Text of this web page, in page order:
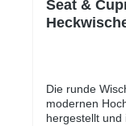
Seat &
Die runde
modernen
hergestellt und